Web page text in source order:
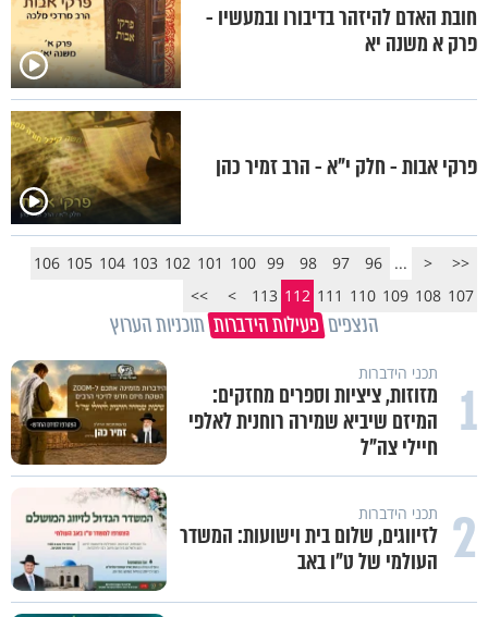
חובת האדם להיזהר בדיבורו ובמעשיו -
פרק א משנה יא
פרקי אבות - חלק י"א - הרב זמיר כהן
<<
<
...
96
97
98
99
100
101
102
103
104
105
106
107
108
109
110
111
112
113
>
>>
הנצפים פעילות הידברות תוכניות הערוץ
1 תכני הידברות
מזוזות, ציציות וספרים מחזקים:
המיזם שיביא שמירה רוחנית לאלפי
חיילי צה"ל
2 תכני הידברות
לזיווגים, שלום בית וישועות: המשדר
העולמי של ט"ו באב